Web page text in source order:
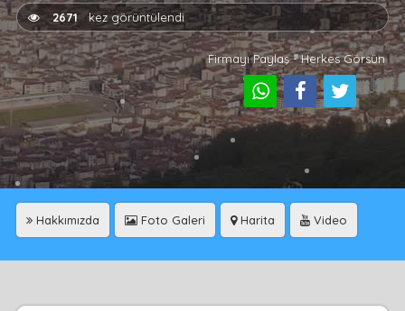
2671kez görüntülendi
Firmayı Paylaş - Herkes Görsün
Hakkımızda Foto Galeri Harita Video